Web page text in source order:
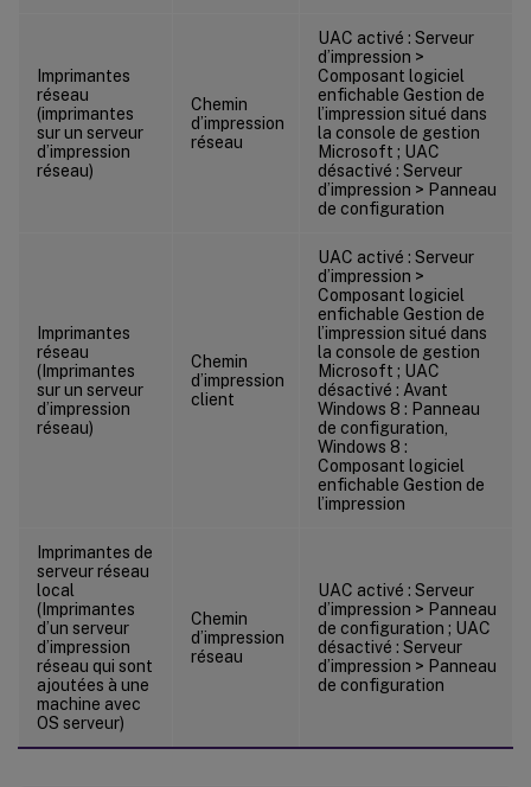
Imprimantes
réseau
(imprimantes
sur un serveur
d’impression
réseau)
Chemin
d’impression
réseau
UAC activé : Serveur
d’impression >
Composant logiciel
enfichable Gestion de
l’impression situé dans
la console de gestion
Microsoft ; UAC
désactivé : Serveur
d’impression > Panneau
de configuration
Imprimantes
réseau
(Imprimantes
sur un serveur
d’impression
réseau)
Chemin
d’impression
client
UAC activé : Serveur
d’impression >
Composant logiciel
enfichable Gestion de
l’impression situé dans
la console de gestion
Microsoft ; UAC
désactivé : Avant
Windows 8 : Panneau
de configuration,
Windows 8 :
Composant logiciel
enfichable Gestion de
l’impression
Imprimantes de
serveur réseau
local
(Imprimantes
d’un serveur
d’impression
réseau qui sont
ajoutées à une
machine avec
OS serveur)
Chemin
d’impression
réseau
UAC activé : Serveur
d’impression > Panneau
de configuration ; UAC
désactivé : Serveur
d’impression > Panneau
de configuration